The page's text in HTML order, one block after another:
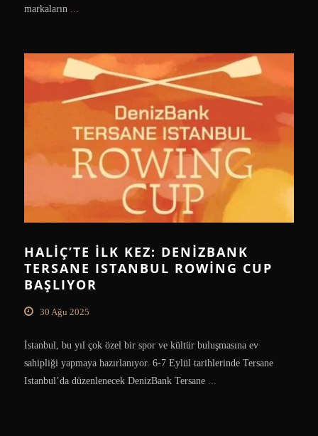
markaların ...
HALIÇ’TE İLK KEZ: DENIZBANK
TERSANE ISTANBUL ROWING CUP
BAŞLIYOR
30 Ağu 2025
İstanbul, bu yıl çok özel bir spor ve kültür buluşmasına ev
sahipliği yapmaya hazırlanıyor. 6-7 Eylül tarihlerinde Tersane
Istanbul’da düzenlenecek DenizBank Tersane